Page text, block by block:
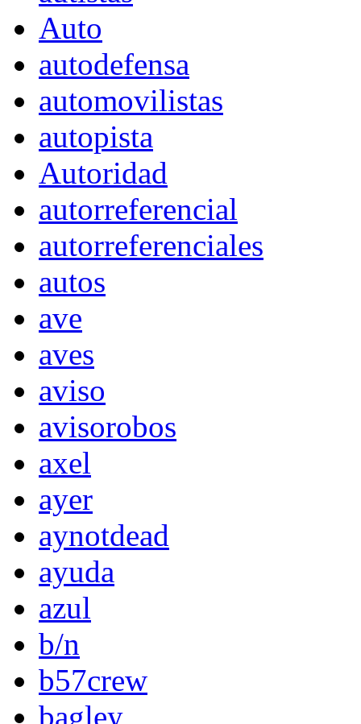
Auto
autodefensa
automovilistas
autopista
Autoridad
autorreferencial
autorreferenciales
autos
ave
aves
aviso
avisorobos
axel
ayer
aynotdead
ayuda
azul
b/n
b57crew
bagley